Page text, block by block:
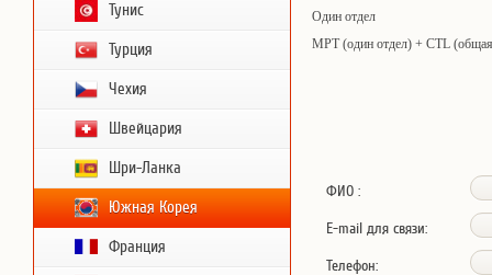
Тунис
Турция
Чехия
Швейцария
Шри-Ланка
Южная Корея
Франция
Один отдел
МРТ (один отдел) + CTL
ФИО :
E-mail для связи:
Телефон: